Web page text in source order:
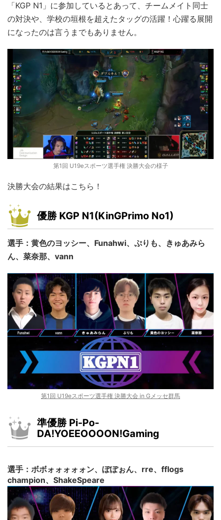
「KGP N1」に参加しているとあって、チームメイト同士
の対決や、学校の垣根を超えたタッグの活躍！心躍る展開
になったのは言うまでもありません。
第1回 U19eスポーツ選手権 決勝大会の様子
決勝大会の結果はこちら！
優勝 KGP N1(KinGPrimo No1)
選手：黄色のヨッシー、Funahwi、ぷりも、きゅあみら
ん、菜奈那、vann
第1回 U19eスポーツ選手権 決勝大会 in Gメッセ群馬
準優勝 Pi-Po-
DA!YOEEOOOON!Gaming
選手：ボボォォォォォン、ぽぽぉん、rre、fflogs
champion、ShakeSpeare